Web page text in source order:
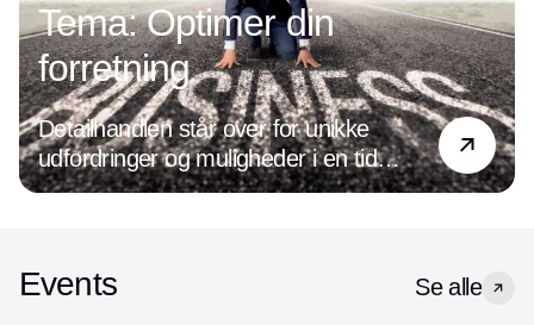
Tema: Optimer din
forretning
Detailhandlen står over for unikke
udfordringer og muligheder i en tid
præget af digital transformation og
de nyeste tendenser og holde øje med
Events Se alle